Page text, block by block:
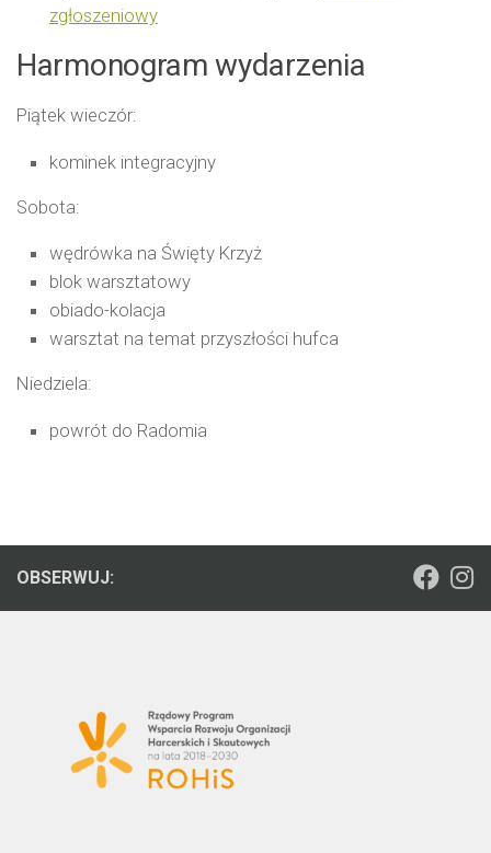
zgłoszeniowy
Harmonogram wydarzenia
Piątek wieczór:
kominek integracyjny
Sobota:
wędrówka na Święty Krzyż
blok warsztatowy
obiado-kolacja
warsztat na temat przyszłości hufca
Niedziela:
powrót do Radomia
OBSERWUJ: